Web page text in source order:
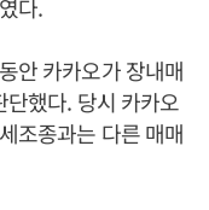
다.
안 카카오가 장내매
했다. 당시 카카오
조종과는 다른 매매